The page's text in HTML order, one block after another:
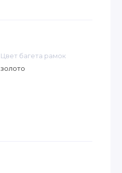
Цвет багета рамок
золото